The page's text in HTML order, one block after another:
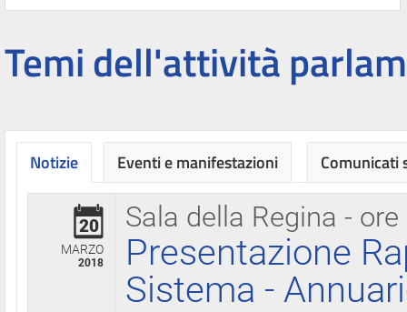
Temi dell'attività
Notizie
Sala della Regina - ore
20
MARZO
2018
Presentazione
Sistema -
Eventi e manifestazioni Comunicati